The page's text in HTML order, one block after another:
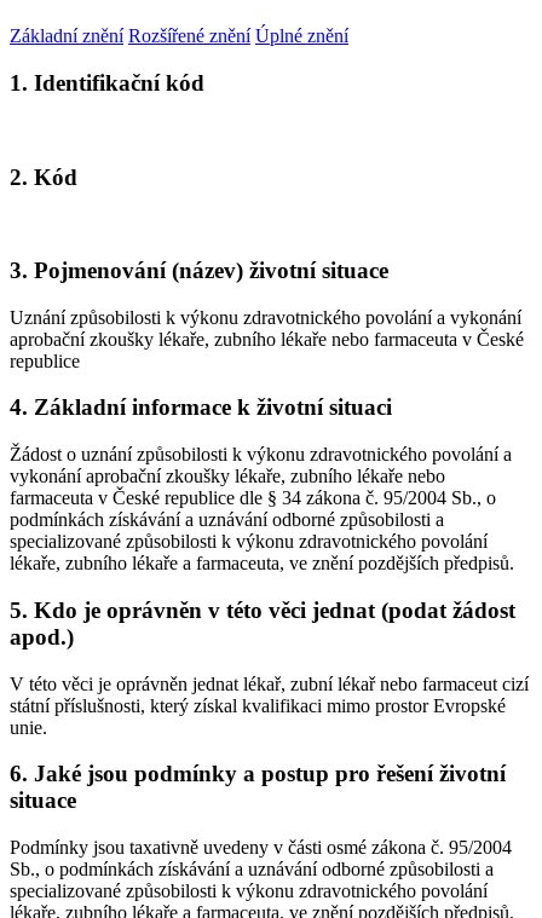
Základní znění Rozšířené znění Úplné znění
1. Identifikační kód
2. Kód
3. Pojmenování (název) životní situace
Uznání způsobilosti k výkonu zdravotnického povolání a vykonání
aprobační zkoušky lékaře, zubního lékaře nebo farmaceuta v České
republice
4. Základní informace k životní situaci
Žádost o uznání způsobilosti k výkonu zdravotnického povolání a
vykonání aprobační zkoušky lékaře, zubního lékaře nebo
farmaceuta v České republice dle § 34 zákona č. 95/2004 Sb., o
podmínkách získávání a uznávání odborné způsobilosti a
specializované způsobilosti k výkonu zdravotnického povolání
lékaře, zubního lékaře a farmaceuta, ve znění pozdějších předpisů.
5. Kdo je oprávněn v této věci jednat (podat žádost
apod.)
V této věci je oprávněn jednat lékař, zubní lékař nebo farmaceut cizí
státní příslušnosti, který získal kvalifikaci mimo prostor Evropské
unie.
6. Jaké jsou podmínky a postup pro řešení životní
situace
Podmínky jsou taxativně uvedeny v části osmé zákona č. 95/2004
Sb., o podmínkách získávání a uznávání odborné způsobilosti a
specializované způsobilosti k výkonu zdravotnického povolání
lékaře, zubního lékaře a farmaceuta, ve znění pozdějších předpisů.